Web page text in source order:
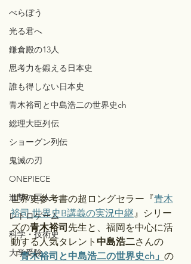
べらぼう
光る君へ
鎌倉殿の13人
思考力を鍛える日本史
誰も得しない日本史
青木裕司と中島浩二の世界史ch
総理大臣列伝
ショーグン列伝
鬼滅の刃
ONEPIECE
進撃の巨人
レトロゲーム
科学・技術史
大学受験
世界史参考書の超ロングセラー『青木
裕司 世界史B講義の実況中継』シリー
ズの青木裕司 先生と、福岡を中心に活
動する人気タレント 中島浩二さんの
「青木裕司と中島浩二の世界史ch」 の